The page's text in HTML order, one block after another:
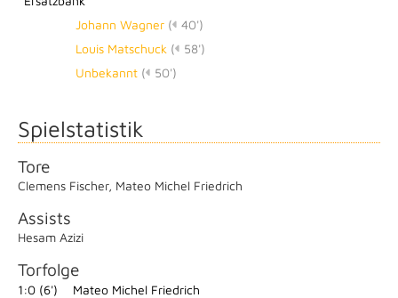
Johann Wagner (
40')
Louis Matschuck (
58')
Unbekannt ( 50')
Spielstatistik
Tore
Clemens Fischer, Mateo Michel Friedrich
Assists
Hesam Azizi
Torfolge
1:0 (6')
Mateo Michel Friedrich